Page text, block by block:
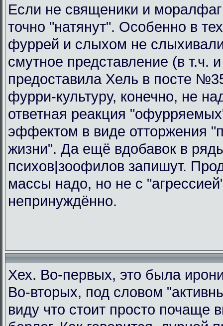
Если не священики и
точно "натянут". Особенно в
фуррей и слыхом не
смутное представление (в т.ч.
предоставила Хель в посте
фурри-культуру, конечно, не
ответная реакция
эффектом в виде отторжения
жизни". Да ещё вдобавок в
психов|зоофилов запишут.
массы надо, но не с
непринуждённо.
Хех. Во-первых, это была
Во-вторых, под словом
виду что стоит просто почаще